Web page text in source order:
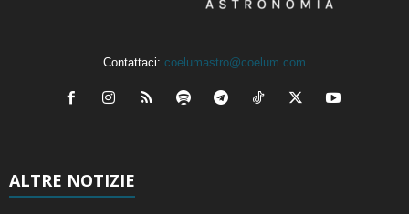
Contattaci: coelumastro@coelum.com
ALTRE NOTIZIE